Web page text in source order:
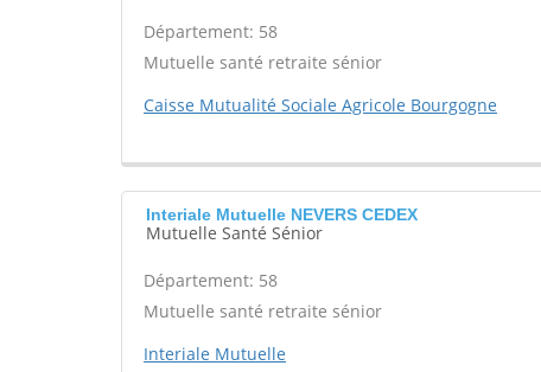
Département: 58
Mutuelle santé retraite sénior
Caisse Mutualité Sociale Agricole Bourgogne
Interiale Mutuelle NEVERS CEDEX
Mutuelle Santé Sénior
Département: 58
Mutuelle santé retraite sénior
Interiale Mutuelle